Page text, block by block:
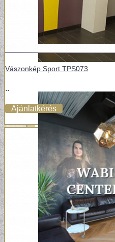
Vászonkép Sport TPS073
..
Ajánlatkérés